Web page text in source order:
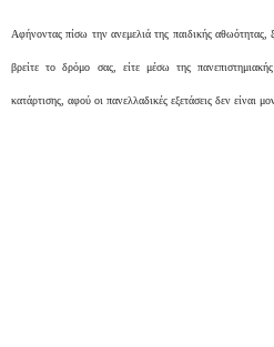
Αφήνοντας πίσω την ανεμελιά της παιδικής αθωότητας,
βρείτε το δρόμο σας, είτε μέσω της
κατάρτισης, αφού οι πανελλαδικές εξετάσεις δεν είναι